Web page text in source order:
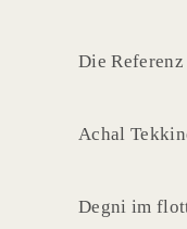
Die Referenz
Achal
Degni im